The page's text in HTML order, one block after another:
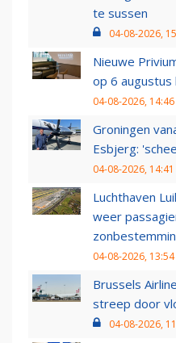
te sussen
04-08-2026,
Nieuwe
op 6 augustus
04-08-2026, 14:46
Groningen
Esbjerg:
04-08-2026, 14:41
Luchthaven
weer
04-08-2026, 13:54
Brussels
streep door
04-08-2026,